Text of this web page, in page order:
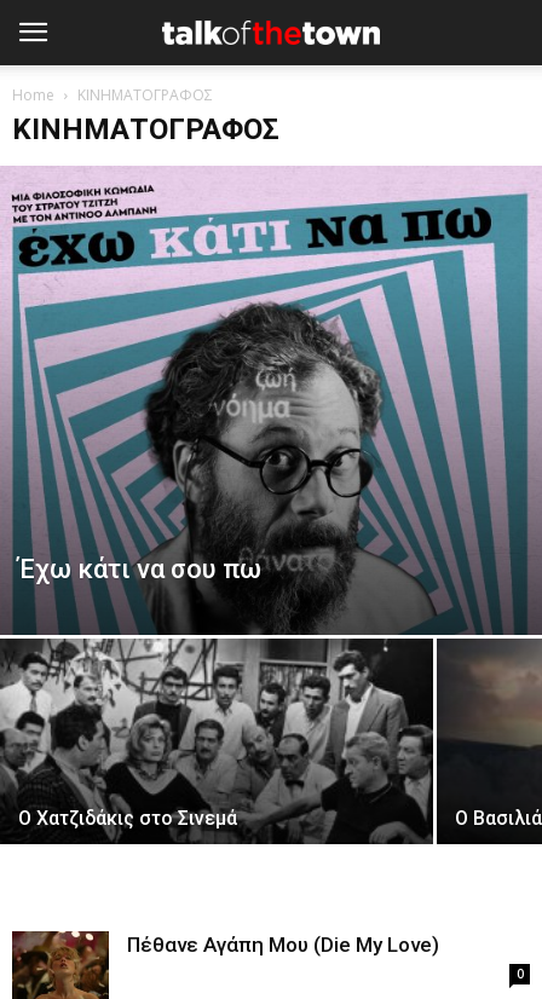
Home ΚΙΝΗΜΑΤΟΓΡΑΦΟΣ
ΚΙΝΗΜΑΤΟΓΡΑΦΟΣ
Έχω κάτι να σου πω
Ο Χατζιδάκις στο Σινεμά Ο
Πέθανε Αγάπη Μου (Die My Love)
0